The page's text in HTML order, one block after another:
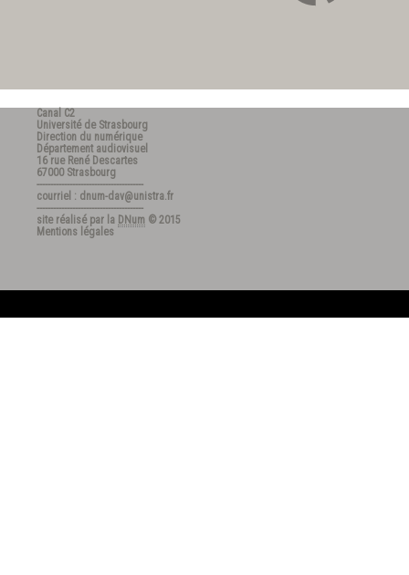
Canal C2
Université de Strasbourg
Direction du numérique
Département audiovisuel
16 rue René Descartes
67000 Strasbourg
---------------------------------------
courriel : dnum-dav@unistra.fr
---------------------------------------
site réalisé par la DNum © 2015
Mentions légales